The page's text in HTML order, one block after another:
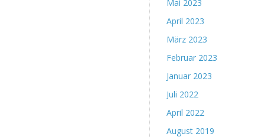
Mai 2023
April 2023
März 2023
Februar 2023
Januar 2023
Juli 2022
April 2022
August 2019